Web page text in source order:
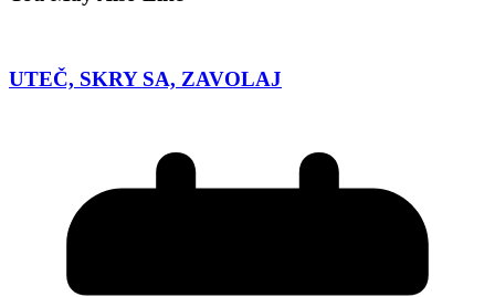
UTEČ, SKRY SA, ZAVOLAJ